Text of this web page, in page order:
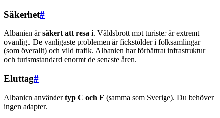
Säkerhet#
Albanien ärsäkert att resa i. Våldsbrott mot turister är extremt
ovanligt. De vanligaste problemen är fickstölder i folksamlingar
(som överallt) och vild trafik. Albanien har förbättrat infrastruktur
och turismstandard enormt de senaste åren.
Eluttag#
Albanien användertyp C och F (samma som Sverige). Du behöver
ingen adapter.